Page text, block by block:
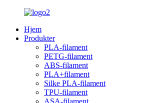
Hjem
Produkter
PLA-filament
PETG-filament
ABS-filament
PLA+filament
Silke PLA-filament
TPU-filament
ASA-filament